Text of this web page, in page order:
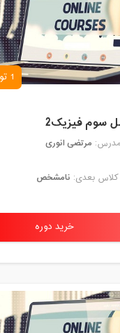
1 تومان
سوم فیزیک2
مرتضی انوری
بعدی: نامشخص
خرید دوره